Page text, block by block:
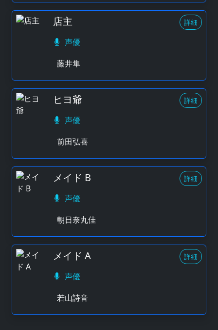
店主 詳細
声優
藤井隼
ヒヨ爺 詳細
声優
前田弘喜
メイド B 詳細
声優
朝日奈丸佳
メイド A 詳細
声優
若山詩音